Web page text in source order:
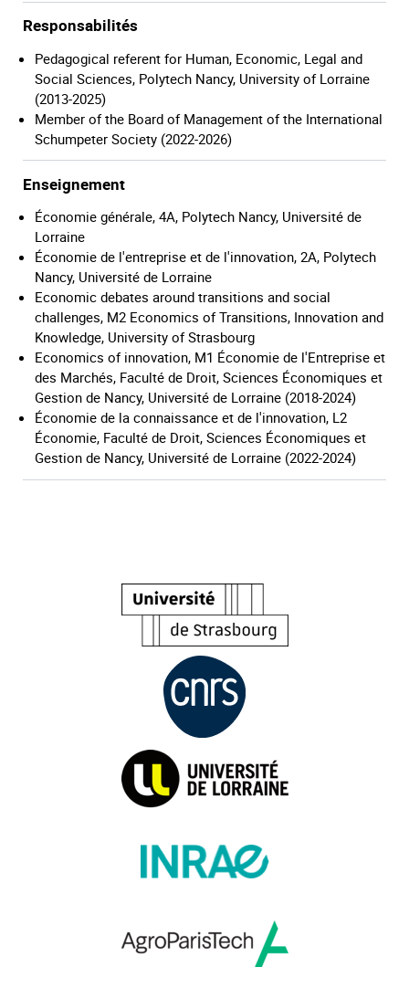
Responsabilités
Pedagogical referent for Human, Economic, Legal and
Social Sciences, Polytech Nancy, University of Lorraine
(2013-2025)
Member of the Board of Management of the International
Schumpeter Society (2022-2026)
Enseignement
Économie générale, 4A, Polytech Nancy, Université de
Lorraine
Économie de l'entreprise et de l'innovation, 2A, Polytech
Nancy, Université de Lorraine
Economic debates around transitions and social
challenges, M2 Economics of Transitions, Innovation and
Knowledge, University of Strasbourg
Economics of innovation, M1 Économie de l'Entreprise et
des Marchés, Faculté de Droit, Sciences Économiques et
Gestion de Nancy, Université de Lorraine (2018-2024)
Économie de la connaissance et de l'innovation, L2
Économie, Faculté de Droit, Sciences Économiques et
Gestion de Nancy, Université de Lorraine (2022-2024)